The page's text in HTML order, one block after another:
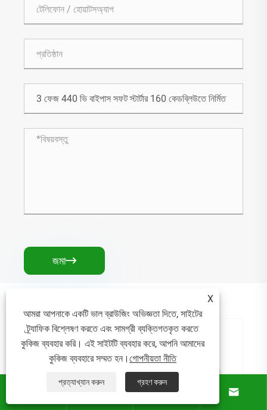
জমা
220V 380V 660V 315KW বাইপাস সফট স্টার্টারটিতে
 
X
আমরা আপনাকে একটি ভাল ব্রাউজিং অভিজ্ঞতা দিতে, সাইটের
ট্র্যাফিক বিশ্লেষণ করতে এবং সামগ্রী ব্যক্তিগতকৃত করতে
কুকিজ ব্যবহার করি। এই সাইটটি ব্যবহার করে, আপনি আমাদের
কুকিজ ব্যবহারে সম্মত হন।গোপনীয়তা নীতি
প্রত্যাখ্যান করুন গ্রহণ করুন